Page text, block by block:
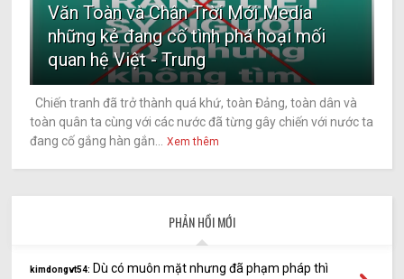
Văn Toàn và Chân Trời Mới Media
những kẻ đang cố tình phá hoại mối
quan hệ Việt - Trung
Chiến tranh đã trở thành quá khứ, toàn Đảng, toàn dân và
toàn quân ta cùng với các nước đã từng gây chiến với nước ta
đang cố gắng hàn gắn...
Xem thêm
PHẢN HỒI MỚI
kimdongvt54: Dù có muôn mặt nhưng đã phạm pháp thì